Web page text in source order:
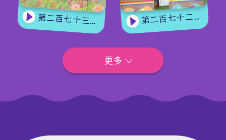
第二百七十三集 - 《花神的獎勵》上集 第二百七十二集 - 【玩轉星期五】眼力大挑戰
更多